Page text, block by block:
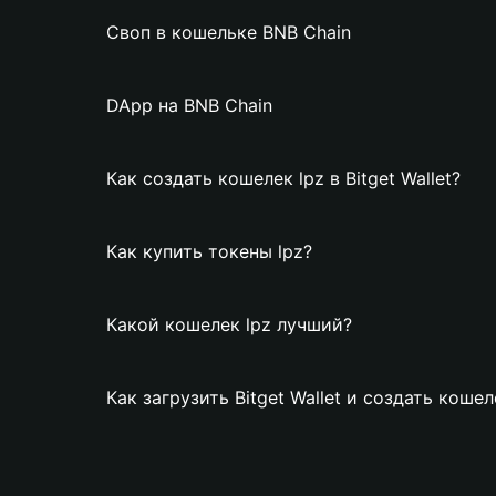
Своп в кошельке BNB Chain
DApp на BNB Chain
Как создать кошелек lpz в Bitget Wallet?
Как купить токены lpz?
Какой кошелек lpz лучший?
Как загрузить Bitget Wallet и создать